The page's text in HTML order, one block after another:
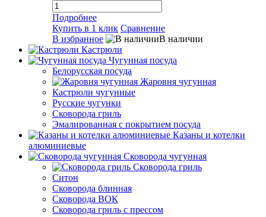
Подробнее
Купить в 1 клик Сравнение
В избранное
В наличии
Кастрюли
Чугунная посуда
Белорусская посуда
Жаровня чугунная
Кастрюли чугунные
Русские чугунки
Сковорода гриль
Эмалированная с покрытием посуда
Казаны и котелки
алюминиевые
Сковорода чугунная
Сковорода гриль
Ситон
Сковорода блинная
Сковорода ВОК
Сковорода гриль с прессом